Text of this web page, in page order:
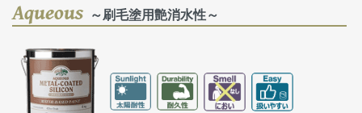
Aqueous ～刷毛塗用艶消水性～